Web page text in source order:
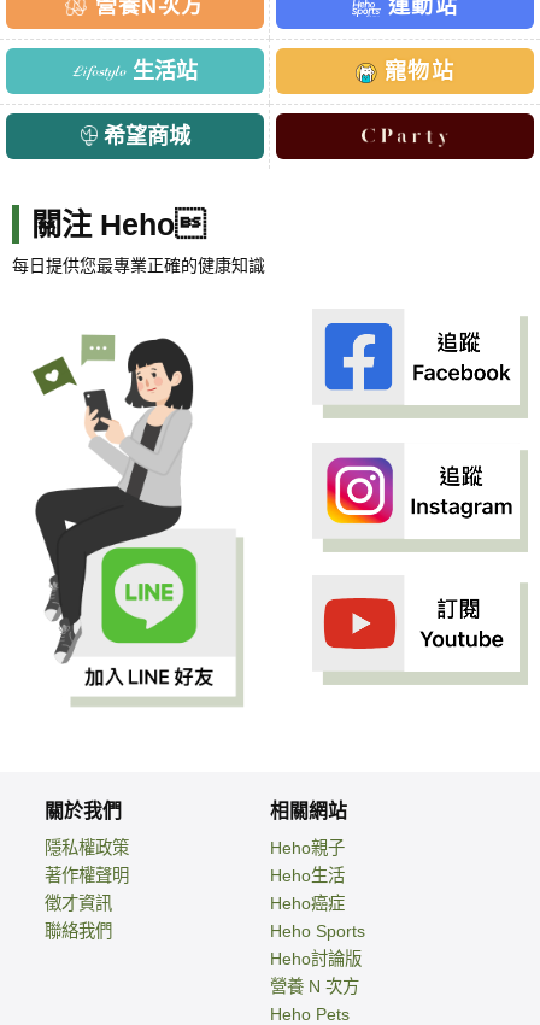
營養N次方 運動站
生活站 寵物站
希望商城
關注 Heho
每日提供您最專業正確的健康知識
關於我們
隱私權政策
著作權聲明
徵才資訊
聯絡我們
相關網站
Heho親子
Heho生活
Heho癌症
Heho Sports
Heho討論版
營養 N 次方
Heho Pets